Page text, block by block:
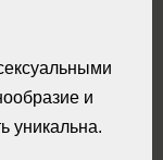
и
уникальна.